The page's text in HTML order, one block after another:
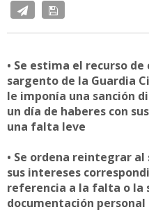
• Se estima el recurso
sargento de la Guardia
le imponía una sanción
un día de haberes con
una falta leve
• Se ordena reintegrar
sus intereses
referencia a la falta o la
documentación personal